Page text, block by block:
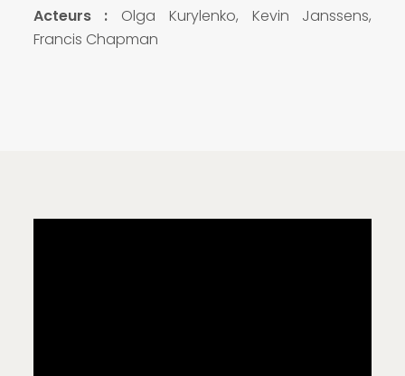
Acteurs : Olga Kurylenko, Kevin Janssens,
Francis Chapman